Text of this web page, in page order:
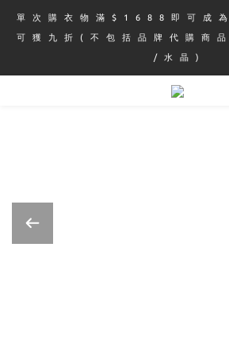
單 次 購 衣 物 滿 $ 1 6 8 8 即 可 成
可 獲 九 折 ( 不 包 括 品 牌 代 購 商
/ 水 晶 )